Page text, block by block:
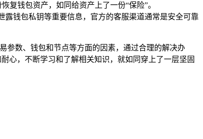
复钱包资产，如同给资产上了一份“保险”。
钱包私钥等重要信息，官方的客服渠道通常是安全可靠
参数、钱包和节点等方面的因素，通过合理的解决办
心，不断学习和了解相关知识，就如同穿上了一层坚固